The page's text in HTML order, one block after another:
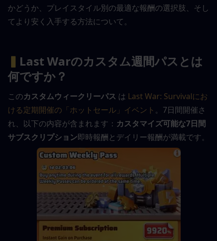
かどうか、プレイスタイル別の最適な報酬の選択肢、そし
てより安く入手する方法について。
▍ Last Warのカスタム週間パスとは
何ですか？
このカスタムウィークリーパス は Last War: Survivalにお
ける定期開催の「ホットセール」イベント 。7日間開催さ
れ、以下の内容が含まれます： カスタマイズ可能な7日間
サブスクリプション即時報酬とデイリー報酬が満載です。